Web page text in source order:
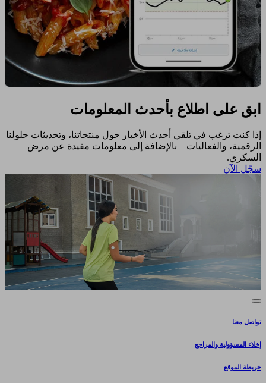
ابق على اطلاع بأحدث المعلومات
إذا كنت ترغب في تلقي أحدث الأخبار حول منتجاتنا، وتحديثات حلولنا
الرقمية، والفعاليات – بالإضافة إلى معلومات مفيدة عن مرض
السكري.​
سجّل الآن​
تواصل معنا
إخلاء المسؤولية والمراجع
خريطة الموقع